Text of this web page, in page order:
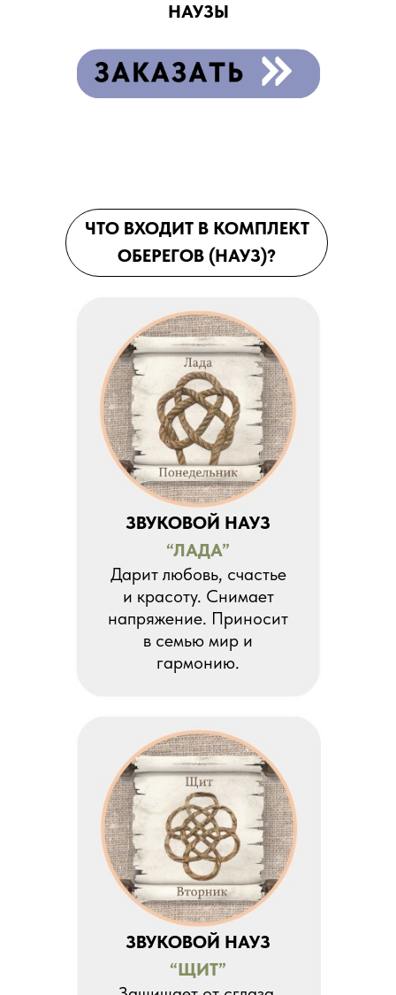
НАУЗЫ
ЧТО ВХОДИТ В КОМПЛЕКТ
ОБЕРЕГОВ (НАУЗ)?
ЗВУКОВОЙ НАУЗ
“ЛАДА”
Дарит любовь, счастье
и красоту. Снимает
напряжение. Приносит
в семью мир и
гармонию.
ЗВУКОВОЙ НАУЗ
“ЩИТ”